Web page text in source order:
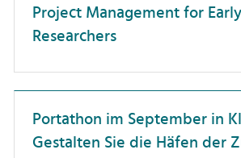
Studierendenberatung
Zusammenarbeit
Project Management for
Researchers
Portathon im September in
Gestalten Sie die Häfen der